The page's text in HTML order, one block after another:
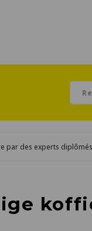
par des experts diplômés